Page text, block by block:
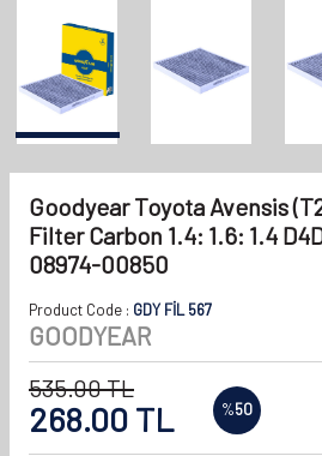
Goodyear Toyota Avensis
Filter Carbon 1.4: 1.6: 1.4
08974-00850
Product Code : GDY FİL 567
GOODYEAR
535.00TL
268.00 TL %50